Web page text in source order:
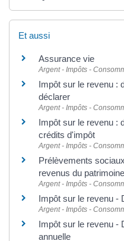
Et aussi
Assurance vie
Argent - Impôts -
Impôt sur le revenu :
déclarer
Argent - Impôts -
Impôt sur le revenu :
crédits d'impôt
Argent - Impôts -
Prélèvements
revenus du patrimoine
Argent - Impôts -
Impôt sur le revenu -
Argent - Impôts -
Impôt sur le revenu -
annuelle